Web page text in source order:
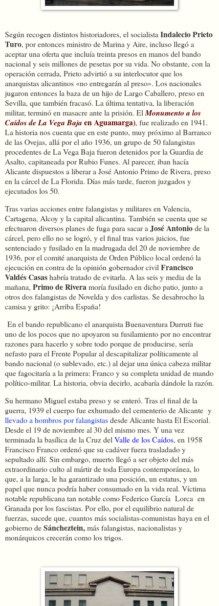
Según recogen distintos historiadores, el socialista Indalecio Prieto
Turo, por entonces ministro de Marina y Aire, incluso llegó a
aceptar una oferta que incluía treinta presos en manos del bando
nacional y seis millones de pesetas por su vida. No obstante, con la
operación cerrada, Prieto advirtió a su interlocutor que los
anarquistas alicantinos «no entregarán al preso». Los nacionales
jugaron entonces la baza de un hijo de Largo Caballero, preso en
Sevilla, que también fracasó. La última tentativa, la liberación
militar, terminó en masacre ante la prisión. El Monumento a los
Caídos de La Vega Baja en Aguamarga), fue realizado en 1941.
La historia nos cuenta que en este punto, muy próximo al Barranco
de las Ovejas, allá por el año 1936, un grupo de 50 falangistas
procedentes de La Vega Baja fueron detenidos por la Guardia de
Asalto, capitaneada por Rubio Funes. Al parecer, iban hacía
Alicante dispuestos a liberar a José Antonio Primo de Rivera, preso
en la cárcel de La Florida. Días más tarde, fueron juzgados y
ejecutados los 50.
Tras varias acciones entre falangistas y militares en Valencia,
Cartagena, Alcoy y la capital alicantina. También se cuenta que se
efectuaron diversos planes de fuga para sacar a José Antoniode la
cárcel, pero ello no se logró, y el final tras varios juicios, fue
sentenciado y fusilado en la madrugada del 20 de noviembre de
1936, por el comité anarquista de Orden Público local ordenó la
ejecución en contra de la opinión gobernador civil Francisco
Valdés Casashabría tratado de evitarla. A las seis y media de la
mañana, Primo de Riveramoría fusilado en dicho patio, junto a
otros dos falangistas de Novelda y dos carlistas. Se desabrocho la
camisa y grito: ¡Arriba España!
En el bando republicano el anarquista Buenaventura Durruti fue
uno de los pocos que no apoyaron su fusilamiento por no encontrar
razones para hacerlo y sobre todo porque de producirse, sería
nefasto para el Frente Popular al descapitalizar políticamente al
bando nacional (o sublevado, etc.) al dejar una única cabeza militar
que fagocitaría a la primera: Franco y su completa unidad de mando
político-militar. La historia, obvia decirlo, acabaría dándole la razón.
Su hermano Miguel estaba preso y se enteró. Tras el final de la
guerra, 1939 el cuerpo fue exhumado del cementerio de Alicante y
llevado a hombros por falangistasdesde Alicante hasta El Escorial.
Desde el 19 de noviembre al 30 del mismo mes. Y una vez
terminada la basílica de la Cruz del Valle de los Caídos, en 1958
Francisco Franco ordenó que su cadáver fuera trasladado y
sepultado allí. Sin embargo, muerto llegó a ser objeto del más
extraordinario culto al mártir de toda Europa contemporánea, lo
que, a la larga, le ha garantizado una posición, un estatus, y un
papel que nunca podría haber consumado en la vida real. Víctima
notable republicana tan notable como Federico García Lorca en
Granada por los fascistas. Por ello, por el equilibrio natural de
fuerzas, sucede que, cuantos más socialistas-comunistas haya en el
gobierno deSáncheztein,más falangistas, nacionalistas y
monárquicos crecerán como los trigos.